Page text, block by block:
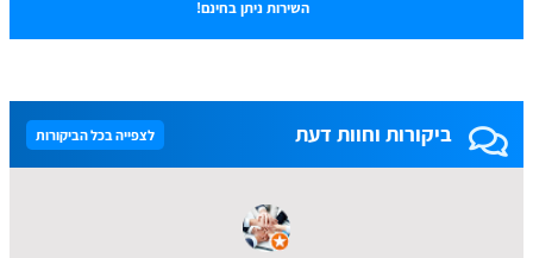
השירות ניתן בחינם!
ביקורות וחוות דעת לצפייה בכל הביקורות